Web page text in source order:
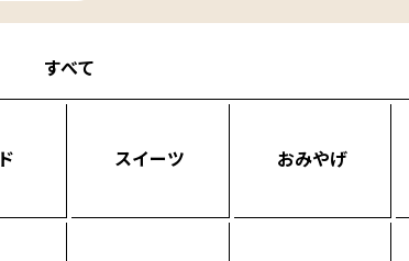
すべて
スイーツ おみやげ